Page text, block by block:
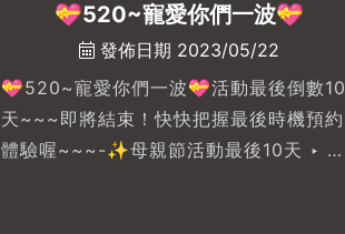
💝520~寵愛你們一波💝
發佈日期 2023/05/22
💝520~寵愛你們一波💝活動最後倒數10
天~~~即將結束！快快把握最後時機預約
體驗喔~~~-✨母親節活動最後10天 ‣ 你